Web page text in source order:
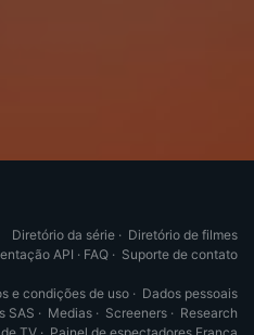
Diretório da série · Diretório de filmes
API · FAQ · Suporte de contato
e condições de uso · Dados pessoais
SAS · Medias · Screeners · Research